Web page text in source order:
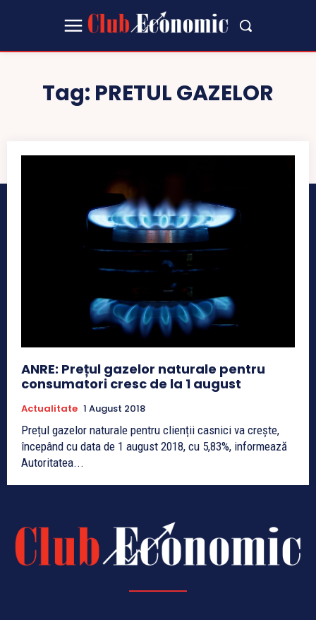
Tag: PRETUL GAZELOR
ANRE: Prețul gazelor naturale pentru
consumatori cresc de la 1 august
Actualitate 1 August 2018
Prețul gazelor naturale pentru clienții casnici va crește,
începând cu data de 1 august 2018, cu 5,83%, informează
Autoritatea...